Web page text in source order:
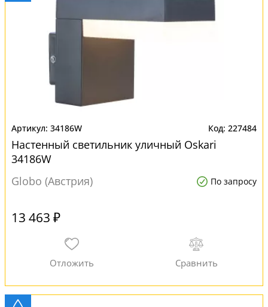
34186W 227484
Настенный светильник уличный Oskari
34186W
Globo (Австрия)
По запросу
13 463 ₽